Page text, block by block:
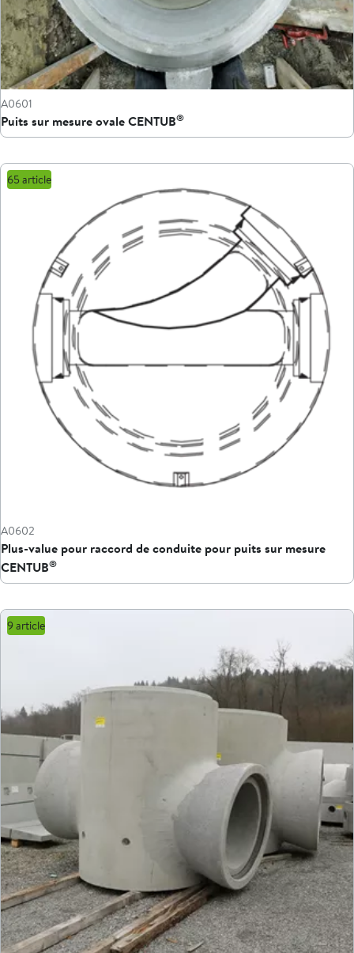
A0601
Puits sur mesure ovale CENTUB®
65 article
A0602
Plus-value pour raccord de conduite pour puits sur mesure
CENTUB®
9 article